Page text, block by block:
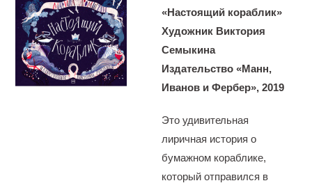
«Настоящий кораблик»
Художник Виктория
Семыкина
Издательство «Манн,
Иванов и Фербер», 2019
Это удивительная
лиричная история о
бумажном кораблике,
который отправился в